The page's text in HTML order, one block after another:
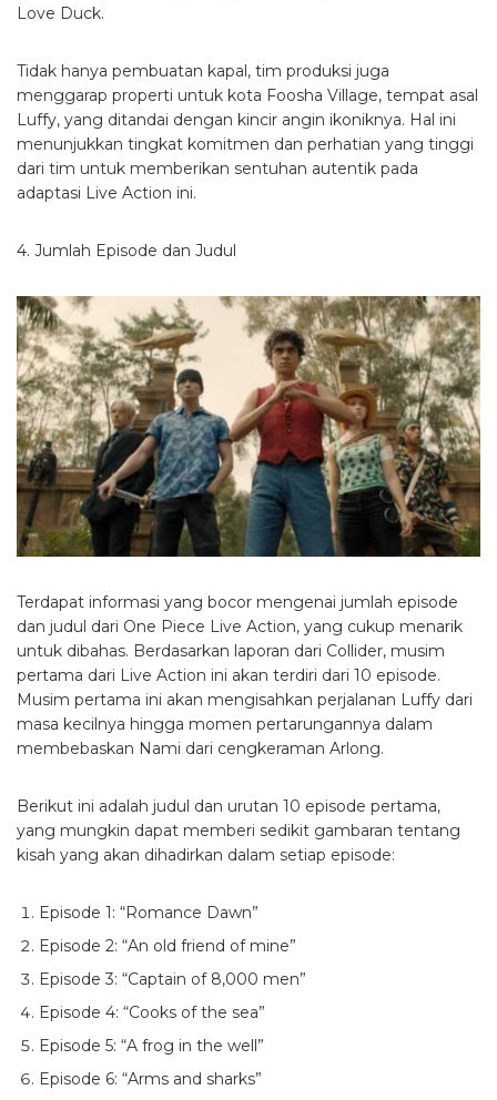
Love Duck.
Tidak hanya pembuatan kapal, tim produksi juga
menggarap properti untuk kota Foosha Village, tempat asal
Luffy, yang ditandai dengan kincir angin ikoniknya. Hal ini
menunjukkan tingkat komitmen dan perhatian yang tinggi
dari tim untuk memberikan sentuhan autentik pada
adaptasi Live Action ini.
4. Jumlah Episode dan Judul
Terdapat informasi yang bocor mengenai jumlah episode
dan judul dari One Piece Live Action, yang cukup menarik
untuk dibahas. Berdasarkan laporan dari Collider, musim
pertama dari Live Action ini akan terdiri dari 10 episode.
Musim pertama ini akan mengisahkan perjalanan Luffy dari
masa kecilnya hingga momen pertarungannya dalam
membebaskan Nami dari cengkeraman Arlong.
Berikut ini adalah judul dan urutan 10 episode pertama,
yang mungkin dapat memberi sedikit gambaran tentang
kisah yang akan dihadirkan dalam setiap episode:
Episode 1: “Romance Dawn”
Episode 2: “An old friend of mine”
Episode 3: “Captain of 8,000 men”
Episode 4: “Cooks of the sea”
Episode 5: “A frog in the well”
Episode 6: “Arms and sharks”